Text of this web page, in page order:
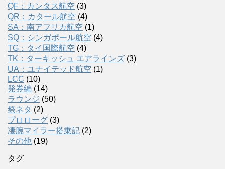
QF：カンタス航空 (3)
QR：カタール航空 (4)
SA：南アフリカ航空 (1)
SQ：シンガポール航空 (4)
TG：タイ国際航空 (4)
TK：ターキッシュ エアラインズ (3)
UA：ユナイテッド航空 (1)
LCC (10)
発券編 (14)
ラウンジ (50)
祭ネタ (2)
プロローグ (3)
凄腕マイラー搭乗記 (2)
その他 (19)
タグ